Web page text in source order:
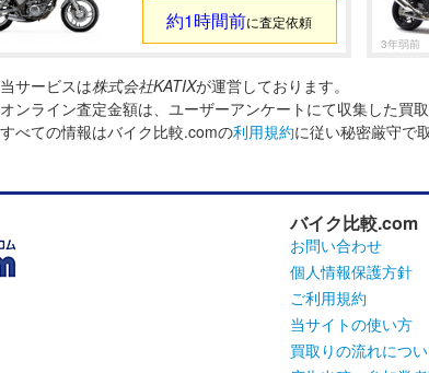
約1時間前に査定依頼
3年弱前
当サービスは株式会社KATIXが運営しております。
オンライン査定金額は、ユーザーアンケートにて収集した買
すべての情報はバイク比較.comの利用規約に従い秘密厳守で
バイク比較.com
お問い合わせ
個人情報保護方針
ご利用規約
当サイトの使い方
買取りの流れにつ